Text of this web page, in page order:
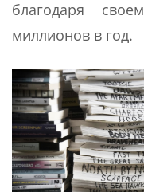
благодаря
миллионов в год.